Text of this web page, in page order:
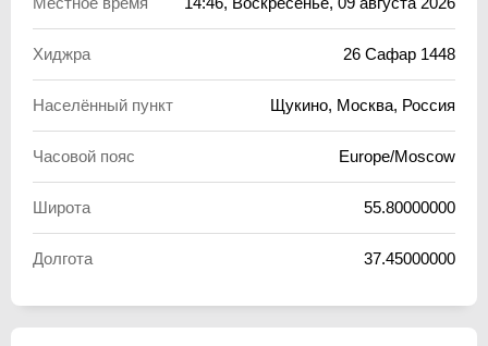
Хиджра 26 Сафар 1448
Населённый пункт Щукино, Москва, Россия
Часовой пояс Europe/Moscow
Широта 55.80000000
Долгота 37.45000000